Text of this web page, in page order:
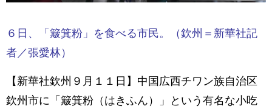
６日、「簸箕粉」を食べる市民。（欽州＝新華社記
者／張愛林）
【新華社欽州９月１１日】中国広西チワン族自治区
欽州市に「簸箕粉（はきふん）」という有名な小吃